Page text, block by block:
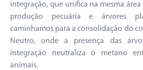
integração, que unifica na mesma
produção pecuária e árvores
caminhamos para a consolidação do
Neutro, onde a presença das
integração neutraliza o metano
animais.